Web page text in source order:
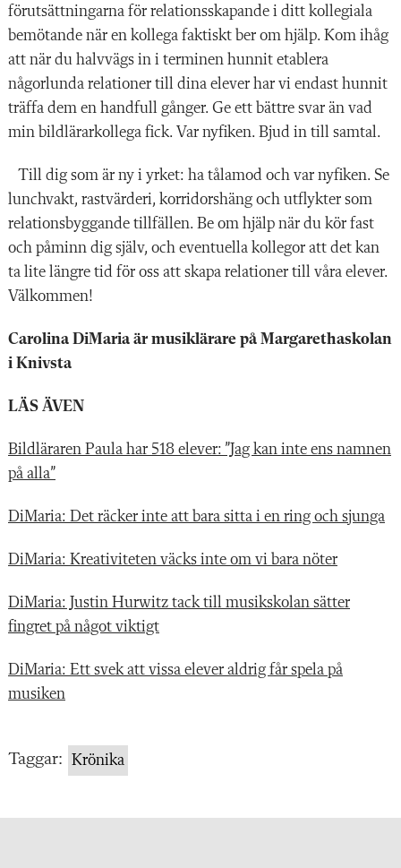
förutsättningarna för relationsskapande i ditt kollegiala
bemötande när en kollega faktiskt ber om hjälp. Kom ihåg
att när du halvvägs in i terminen hunnit etablera
någorlunda relationer till dina elever har vi endast hunnit
träffa dem en handfull gånger. Ge ett bättre svar än vad
min bildlärarkollega fick. Var nyfiken. Bjud in till samtal.
Till dig som är ny i yrket: ha tålamod och var nyfiken. Se
lunchvakt, rastvärderi, korridorshäng och utflykter som
relationsbyggande tillfällen. Be om hjälp när du kör fast
och påminn dig själv, och eventuella kollegor att det kan
ta lite längre tid för oss att skapa relationer till våra elever.
Välkommen!
Carolina DiMaria är musiklärare på Margarethaskolan
i Knivsta
LÄS ÄVEN
Bildläraren Paula har 518 elever: ”Jag kan inte ens namnen
på alla”
DiMaria: Det räcker inte att bara sitta i en ring och sjunga
DiMaria: Kreativiteten väcks inte om vi bara nöter
DiMaria: Justin Hurwitz tack till musikskolan sätter
fingret på något viktigt
DiMaria: Ett svek att vissa elever aldrig får spela på
musiken
Taggar: Krönika